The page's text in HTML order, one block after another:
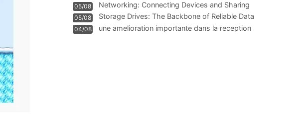
05/08
Networking: Connecting Devices and Sharing
Information
05/08
Storage Drives: The Backbone of Reliable Data
Management
04/08
une amelioration importante dans la reception